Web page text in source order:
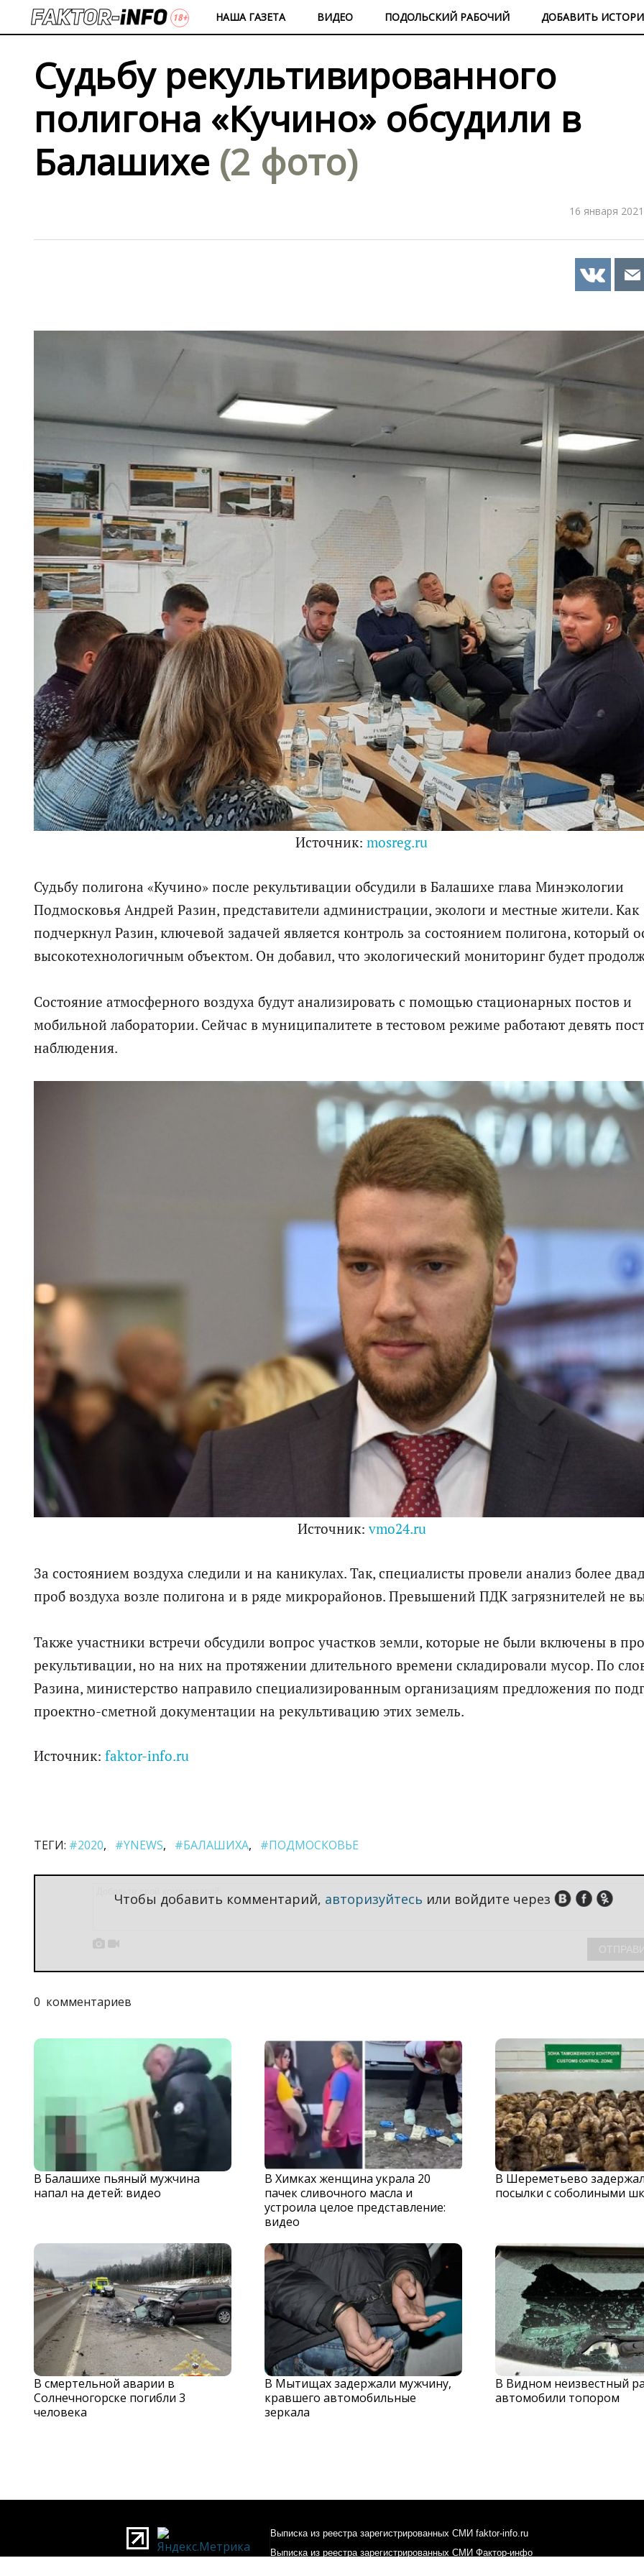
НАША ГАЗЕТА ВИДЕО ПОДОЛЬСКИЙ РАБОЧИЙ ДОБАВИТЬ
Судьбу рекультивированного
полигона «Кучино» обсудили в
Балашихе (2 фото)
16 января
Источник:mosreg.ru
Судьбу полигона «Кучино» после рекультивации обсудили в Балашихе глава Минэкологии
Подмосковья Андрей Разин, представители администрации, экологи и местные жители. Как
подчеркнул Разин, ключевой задачей является контроль за состоянием полигона, который
высокотехнологичным объектом. Он добавил, что экологический мониторинг будет
Состояние атмосферного воздуха будут анализировать с помощью стационарных постов и
мобильной лаборатории. Сейчас в муниципалитете в тестовом режиме работают девять
наблюдения.
Источник:vmo24.ru
За состоянием воздуха следили и на каникулах. Так, специалисты провели анализ более
проб воздуха возле полигона и в ряде микрорайонов. Превышений ПДК загрязнителей не
Также участники встречи обсудили вопрос участков земли, которые не были включены в
рекультивации, но на них на протяжении длительного времени складировали мусор. По
Разина, министерство направило специализированным организациям предложения по
проектно-сметной документации на рекультивацию этих земель.
Источник: faktor-info.ru
ТЕГИ: #2020 #YNEWS #БАЛАШИХА #ПОДМОСКОВЬЕ
Чтобы добавить комментарий, авторизуйтесь или войдите через
 
0 комментариев
В Балашихе пьяный мужчина
напал на детей: видео
В Химках женщина украла 20
пачек сливочного масла и
устроила целое представление:
видео
В Шереметьево
посылки с соболиными
В смертельной аварии в
Солнечногорске погибли 3
человека
В Мытищах задержали мужчину,
кравшего автомобильные
зеркала
В Видном неизвестный
автомобили топором
Выписка из реестра зарегистрированных СМИ faktor-info.ru
Выписка из реестра зарегистрированных СМИ Фактор-инфо